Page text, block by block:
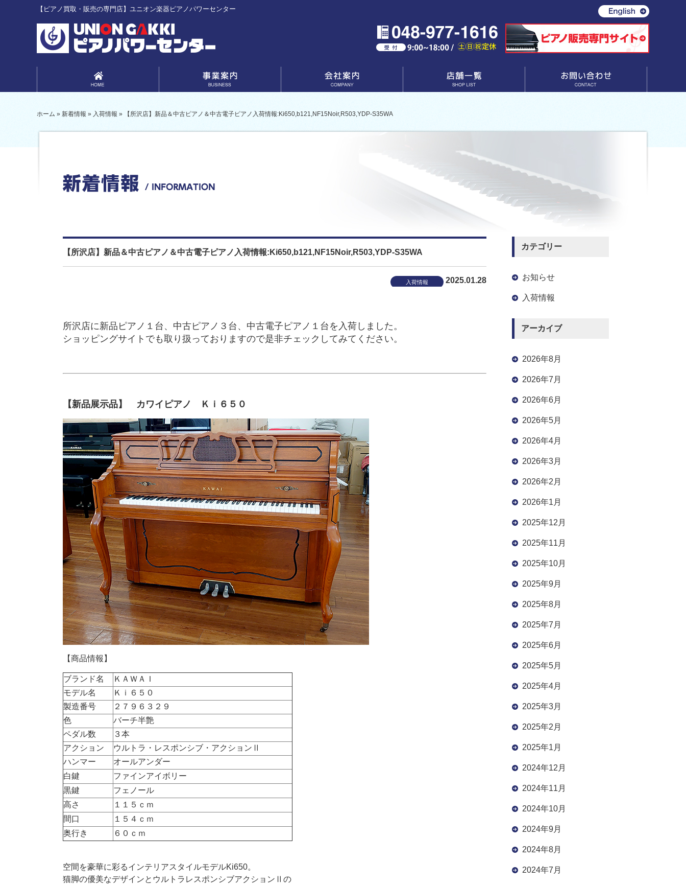
【ピアノ買取・販売の専門店】ユニオン楽器ピアノパワーセンター
ホーム » 新着情報 » 入荷情報 » 【所沢店】新品＆中古ピアノ＆中古電子ピアノ入荷情報:Ki650,b121,NF15Noir,R503,YDP-S35WA
【所沢店】新品＆中古ピアノ＆中古電子ピアノ入荷情報:Ki650,b121,NF15Noir,R503,YDP-S35WA
入荷情報 2025.01.28
所沢店に新品ピアノ１台、中古ピアノ３台、中古電子ピアノ１台を入荷しました。
ショッピングサイトでも取り扱っておりますので是非チェックしてみてください。
【新品展示品】 カワイピアノ Ｋｉ６５０
【商品情報】
ブランド名
ＫＡＷＡＩ
モデル名
Ｋｉ６５０
製造番号
２７９６３２９
色
バーチ半艶
ペダル数
３本
アクション
ウルトラ・レスポンシブ・アクションⅡ
ハンマー
オールアンダー
白鍵
ファインアイボリー
黒鍵
フェノール
高さ
１１５ｃｍ
間口
１５４ｃｍ
奥行き
６０ｃｍ
空間を豪華に彩るインテリアスタイルモデルKi650。
猫脚の優美なデザインとウルトラレスポンシブアクションⅡの
カテゴリー
お知らせ
入荷情報
アーカイブ
2026年8月
2026年7月
2026年6月
2026年5月
2026年4月
2026年3月
2026年2月
2026年1月
2025年12月
2025年11月
2025年10月
2025年9月
2025年8月
2025年7月
2025年6月
2025年5月
2025年4月
2025年3月
2025年2月
2025年1月
2024年12月
2024年11月
2024年10月
2024年9月
2024年8月
2024年7月